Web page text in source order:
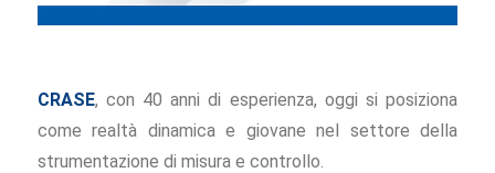
CRASE, con 40 anni di esperienza, oggi si posiziona
come realtà dinamica e giovane nel settore della
strumentazione di misura e controllo.